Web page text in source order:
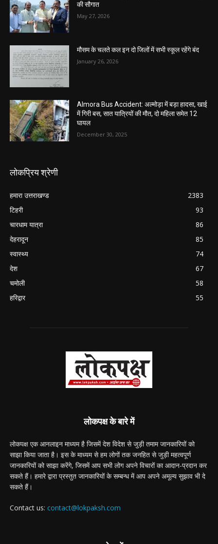
की सौगात
May 27, 2026
मौसम के चलते कल इन दो जिलों में सभी स्कूल रहेंगे बंद
January 26, 2026
Almora Bus Accident: अल्मोड़ा में बड़ा हादसा, खाई
में गिरी बस, सात यात्रियों की मौत, दो महिला समेत 12
घायल
December 30, 2025
लोकप्रिय श्रेणी
हमारा उत्तराखण्ड
2383
टिहरी
93
चारधाम यात्रा
86
देहरादून
85
स्वास्थ्य
74
देश
67
चमोली
58
हरिद्वार
55
लोकपक्ष के बारे में
लोकपक्ष एक आनलाइन माध्यम है जिसमें देश विदेश से जुड़ी तमाम जानकारियों को
साझा किया जाता है। इस के माध्यम से हम लोगों तक जनहित से जुड़ी महत्वपूर्ण
जानकारियों को साझा करेंगे, जिसमें आप सभी लोग अपने विचारों का आदान-प्रदान कर
सकते हैं। हमारे द्वारा प्रस्तुत जानकारियों के सम्बन्ध में आप अपने अमूल्य सुझाव भी दे
सकते हैं।
Contact us: contact@lokpaksh.com